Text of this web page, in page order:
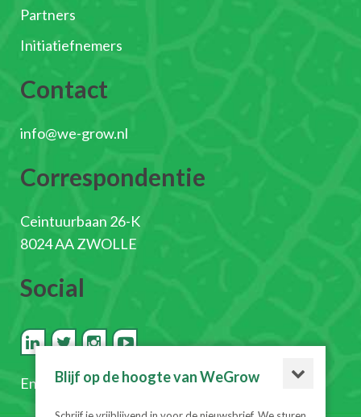
Partners
Initiatiefnemers
Contact
info@we-grow.nl
Correspondentie
Ceintuurbaan 26-K
8024 AA ZWOLLE
Social
En schrijf je in voor de nieuwsbrief
Blijf op de hoogte van WeGrow